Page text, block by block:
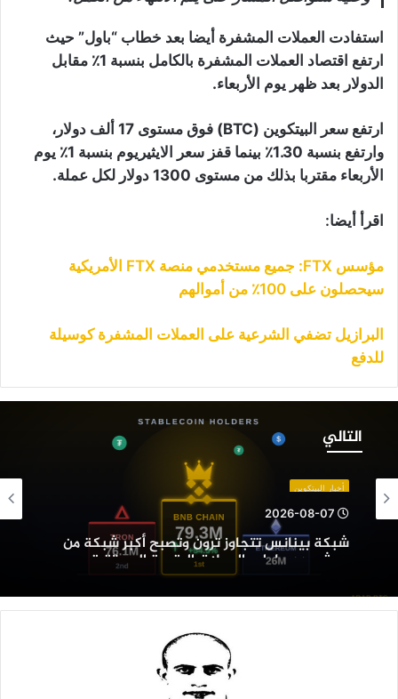
استفادت العملات المشفرة أيضا بعد خطاب “باول” حيث
ارتفع اقتصاد العملات المشفرة بالكامل بنسبة 1٪ مقابل
الدولار بعد ظهر يوم الأربعاء.
ارتفع سعر البيتكوين (BTC) فوق مستوى 17 ألف دولار،
وارتفع بنسبة 1.30٪ بينما قفز سعر الايثيريوم بنسبة 1٪ يوم
الأربعاء مقتربا بذلك من مستوى 1300 دولار لكل عملة.
اقرأ أيضا:
مؤسس FTX: جميع مستخدمي منصة FTX الأمريكية
سيحصلون على 100٪ من أموالهم
البرازيل تضفي الشرعية على العملات المشفرة كوسيلة
للدفع
التالي
وتصبح
أكبر
شبكة
حاملي
العملات
أخبار البيتكوين
2026-08-07
شبكة بينانس تتجاوز ترون وتصبح أكبر شبكة من
حيث عدد حاملي العملات الرقمية المستقرة